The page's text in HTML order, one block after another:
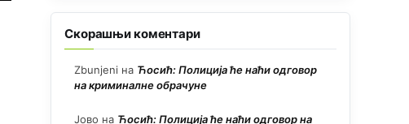
Скорашњи коментари
Zbunjeni на Ћосић: Полиција ће наћи одговор
на криминалне обрачуне
Јово на Ћосић: Полиција ће наћи одговор на